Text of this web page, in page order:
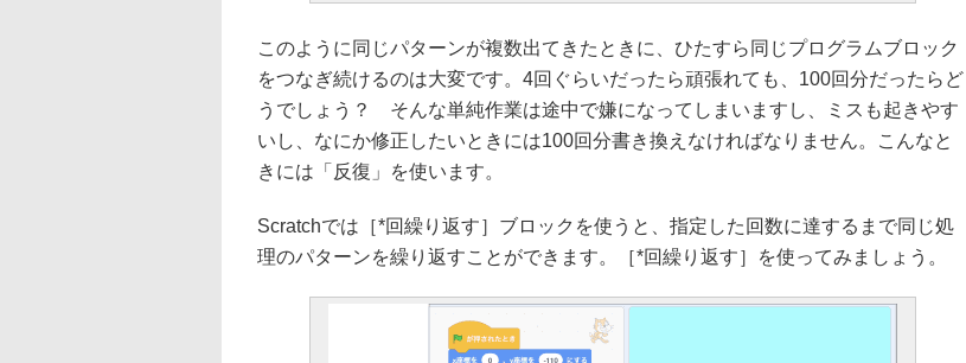
このように同じパターンが複数出てきたときに、ひたすら同じプログラムブロック
をつなぎ続けるのは大変です。4回ぐらいだったら頑張れても、100回分だったらど
うでしょう？ そんな単純作業は途中で嫌になってしまいますし、ミスも起きやす
いし、なにか修正したいときには100回分書き換えなければなりません。こんなと
きには「反復」を使います。
Scratchでは［*回繰り返す］ブロックを使うと、指定した回数に達するまで同じ処
理のパターンを繰り返すことができます。［*回繰り返す］を使ってみましょう。